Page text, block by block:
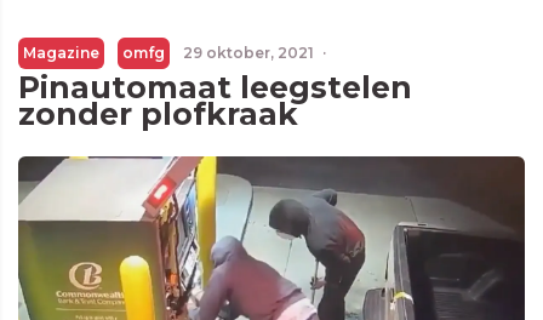
Magazine omfg 29 oktober, 2021 ·
Pinautomaat leegstelen
zonder plofkraak